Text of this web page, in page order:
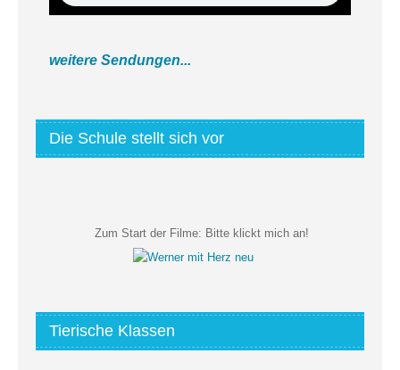
weitere Sendungen...
Die Schule stellt sich vor
Zum Start der Filme: Bitte klickt mich an!
Tierische Klassen